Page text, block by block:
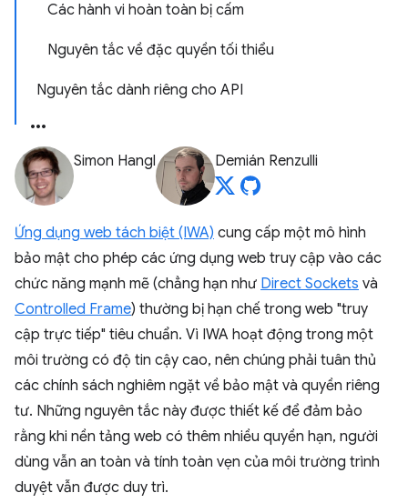
Các hành vi hoàn toàn bị cấm
Nguyên tắc về đặc quyền tối thiểu
Nguyên tắc dành riêng cho API
Simon Hangl Demián Renzulli
Ứng dụng web tách biệt (IWA) cung cấp một mô hình
bảo mật cho phép các ứng dụng web truy cập vào các
chức năng mạnh mẽ (chẳng hạn như Direct Sockets và
Controlled Frame) thường bị hạn chế trong web "truy
cập trực tiếp" tiêu chuẩn. Vì IWA hoạt động trong một
môi trường có độ tin cậy cao, nên chúng phải tuân thủ
các chính sách nghiêm ngặt về bảo mật và quyền riêng
tư. Những nguyên tắc này được thiết kế để đảm bảo
rằng khi nền tảng web có thêm nhiều quyền hạn, người
dùng vẫn an toàn và tính toàn vẹn của môi trường trình
duyệt vẫn được duy trì.